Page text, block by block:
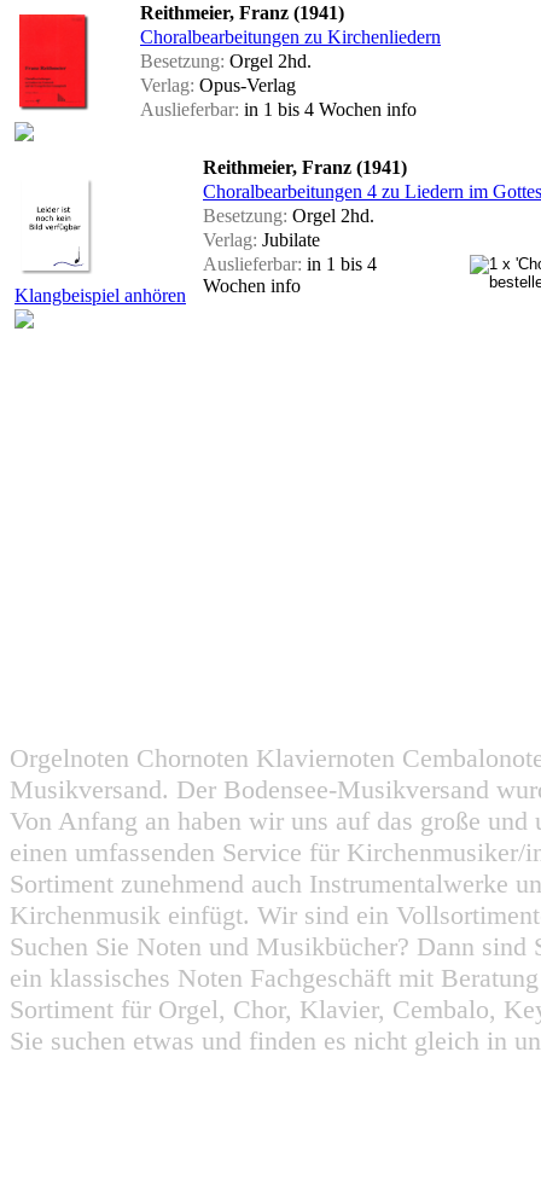
Reithmeier, Franz (1941)
Choralbearbeitungen zu Kirchenliedern
Besetzung: Orgel 2hd.
Verlag: Opus-Verlag
Auslieferbar: in 1 bis 4 Wochen info
Klangbeispiel anhören
Reithmeier, Franz (1941)
Choralbearbeitungen 4 zu Liedern im
Besetzung: Orgel 2hd.
Verlag: Jubilate
Auslieferbar: in 1 bis 4
Wochen info
Orgelnoten Chornoten Klaviernoten
Musikversand. Der Bodensee-Musikversand
Von Anfang an haben wir uns auf das große
einen umfassenden Service für
Sortiment zunehmend auch Instrumentalwerke
Kirchenmusik einfügt. Wir sind ein
Suchen Sie Noten und Musikbücher? Dann
ein klassisches Noten Fachgeschäft mit
Sortiment für Orgel, Chor, Klavier, Cembalo,
Sie suchen etwas und finden es nicht gleich in